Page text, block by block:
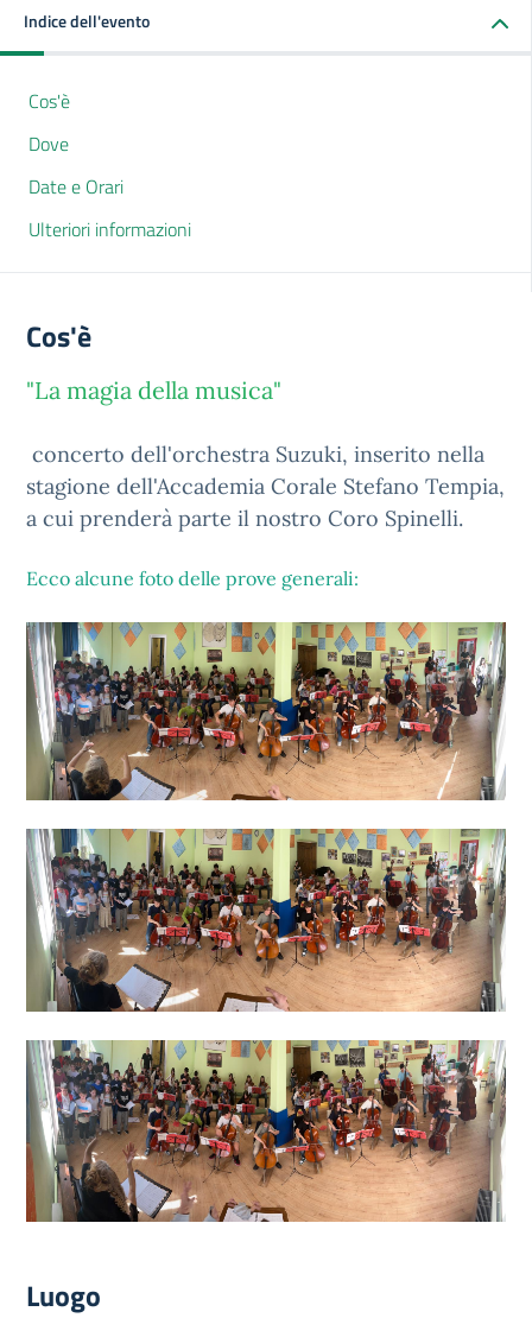
Indice dell'evento
Cos'è
Dove
Date e Orari
Ulteriori informazioni
Cos'è
"La magia della musica"
concerto dell'orchestra Suzuki, inserito nella
stagione dell'Accademia Corale Stefano Tempia,
a cui prenderà parte il nostro Coro Spinelli.
Ecco alcune foto delle prove generali:
Luogo